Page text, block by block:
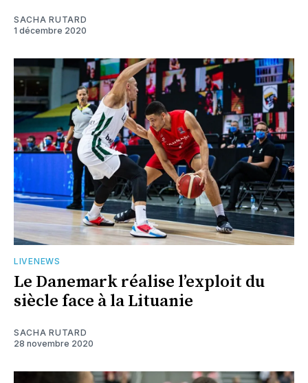
SACHA RUTARD
1 décembre 2020
LIVENEWS
Le Danemark réalise l’exploit du
siècle face à la Lituanie
SACHA RUTARD
28 novembre 2020